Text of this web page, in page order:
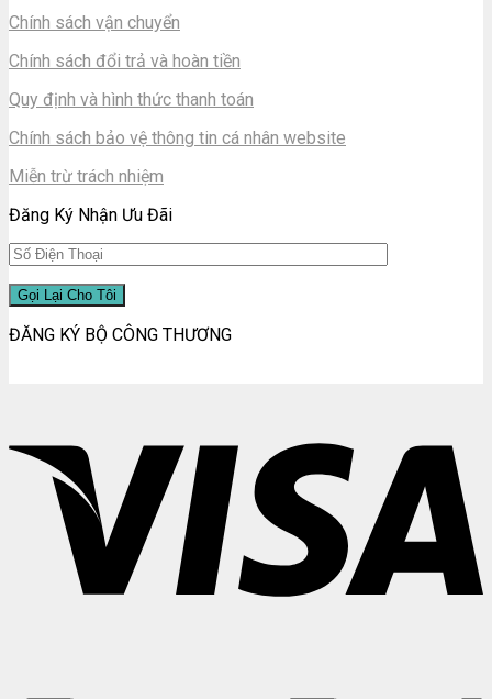
Chính sách vận chuyển
Chính sách đổi trả và hoàn tiền
Quy định và hình thức thanh toán
Chính sách bảo vệ thông tin cá nhân website
Miễn trừ trách nhiệm
Đăng Ký Nhận Ưu Đãi
ĐĂNG KÝ BỘ CÔNG THƯƠNG